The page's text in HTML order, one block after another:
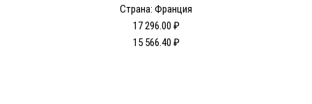
Страна: Франция
17 296.00 ₽
15 566.40 ₽